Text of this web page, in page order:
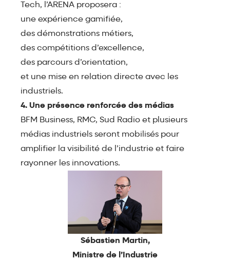
Tech, l’ARENA proposera :
une expérience gamifiée,
des démonstrations métiers,
des compétitions d’excellence,
des parcours d’orientation,
et une mise en relation directe avec les
industriels.
4. Une présence renforcée des médias
BFM Business, RMC, Sud Radio et plusieurs
médias industriels seront mobilisés pour
amplifier la visibilité de l’industrie et faire
rayonner les innovations.
Sébastien Martin,
Ministre de l’Industrie